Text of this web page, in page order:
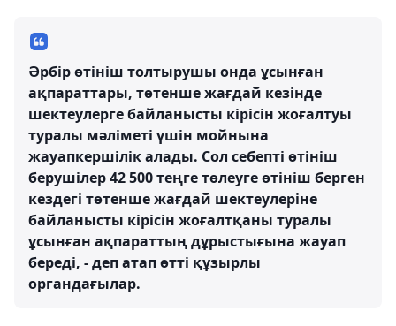
Әрбір өтініш толтырушы онда ұсынған
ақпараттары, төтенше жағдай кезінде
шектеулерге байланысты кірісін жоғалтуы
туралы мәліметі үшін мойнына
жауапкершілік алады. Сол себепті өтініш
берушілер 42 500 теңге төлеуге өтініш берген
кездегі төтенше жағдай шектеулеріне
байланысты кірісін жоғалтқаны туралы
ұсынған ақпараттың дұрыстығына жауап
береді, - деп атап өтті құзырлы
органдағылар.